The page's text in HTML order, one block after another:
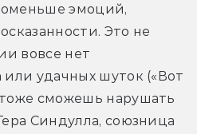
эмоций,
Это не
вовсе нет
или удачных шуток («Вот
сможешь нарушать
Синдулла, союзница